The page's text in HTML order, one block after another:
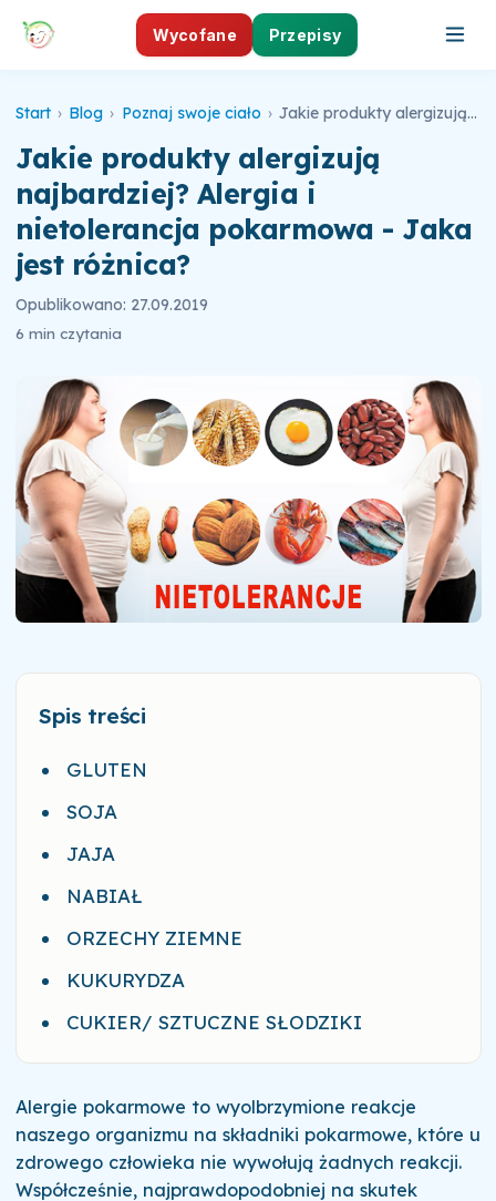
Wycofane Przepisy
Start › Blog › Poznaj swoje ciało › Jakie produkty alergizują najbardziej? Alergia i nietolerancja pokarmowa - Jaka jest różnica?
Jakie produkty alergizują
najbardziej? Alergia i
nietolerancja pokarmowa - Jaka
jest różnica?
Opublikowano: 27.09.2019
6 min czytania
Spis treści
GLUTEN
SOJA
JAJA
NABIAŁ
ORZECHY ZIEMNE
KUKURYDZA
CUKIER/ SZTUCZNE SŁODZIKI
Alergie pokarmowe to wyolbrzymione reakcje
naszego organizmu na składniki pokarmowe, które u
zdrowego człowieka nie wywołują żadnych reakcji.
Współcześnie, najprawdopodobniej na skutek